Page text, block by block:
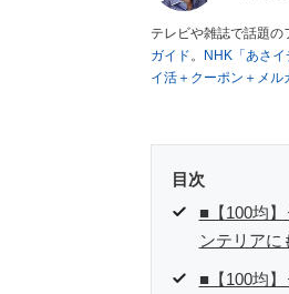
テレビや雑誌で話題の
ガイド。 NHK「あさイ
イ活＋クーポン＋メル
■経歴：2003年、夫
いた時間でできるオー
を生活の一部に取り
た消費税増税の社会
点でユーザーとして参
目次
■【100均
ンテリアに
■【100均